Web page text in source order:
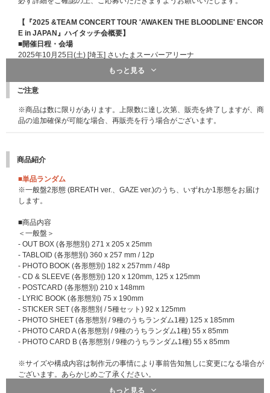
対象期間内にご応募ください｡
■応募スケジュール
ざいました。)
【2回目】2025年11月3日(月)11:00～11月11日(火)10:59 当落発表：11月1
※オフラインイベント愛知会場は2回目で最終応募になります。
【3回目】2025年11月11日(火)11:00～11月25日(火)10:59 当落発表：11月
【4回目】2025年11月25日(火)11:00～2026年1月13日(火)10:59 当落発
■メンバーオフラインイベント(各会場でメンバーに直接会えるイベントにご
参加いただけます)
①ミニトークステージ + メンバー個別トーク & ハイタッチ会
②ミニトークステージ + メンバー個別2ショット撮影会(スマートフォン使
用)
③メンバー全員プレミアムサイン会(ミニトーク & 撮影会)
④ミニトークステージ + メンバー全員お渡し会
※①、②はメンバー選択可能です。
※全会場で、特典会の内容は同じとなります。
※③、④はメンバー全員とお客様1名のグリーティングではございません。
●開催日程
【愛知】2025年11月23日(日・祝)
【京都】2025年12月7日(日)
見合わせにより2026年2月14日(土)にEJのみ振替イベントを実施いたしま
す。
https://www.andteam-official.jp/posts/news/yzbqav
【『2025 &TEAM CONCERT TOUR 'AWAKEN THE BLOODLINE' ENCOR
E in JAPAN』ハイタッチ会概要】
■開催日程・会場
2025年10月25日(土) [埼玉] さいたまスーパーアリーナ
2025年10月26日(日) [埼玉] さいたまスーパーアリーナ
■内容・注意事項
※本企画は、当選者本人のみをご招待いたします。受付時間など詳細は当選
者のみにご案内いたします。
※ハイタッチ会の実施は
日の状況により変更の可能性もございますのでご了承ください。各地、ご帰
宅の時間等ご確認いただき、ご当選した場合に参加可能な会場にご応募くだ
さい。
※ハイタッチ会の参加順は当日決定いたします。順番の希望はお受けできか
ねますのでご了承ください。
■イベント応募対象商品
&TEAM KR 1st Mini Album 'Back to Life'
Back to Life【3形態セット】【ハイタッチ会応募商品】
Back to Life【単品ランダム】【ハイタッチ会応募商品】
Back to Life (ROAR ver.)【9形態セット】【ハイタッチ会応募商品】
Back to Life (ROAR ver.)【単品ランダム】【ハイタッチ会応募商品】
Back to Life Photocard Box (Mini CD-R ver.)【ハイタッチ会応募商品】
※必ず「ハイタッチ会応募商品」を選択してご購入ください。その他の商品
をご購入いただく場合、抽選対象外になりますのでご注意ください。その他
の商品をご購入いただいても応募抽選の対象にはなりません。
■応募期間
【第1回】2025年9月9日(火)11:00～9月11日(木)10:59 →当選発表：9月1
もっと見る
ご注意
※商品は数に限りがあります。上限数に達し次第、販売を終了しますが、商
品の追加確保が可能な場合、再販売を行う場合がございます。
商品紹介
■単品ランダム
※一般盤2形態 (BREATH ver.、GAZE ver.)のうち、いずれか1形態をお届け
します。
■商品内容
＜一般盤＞
- OUT BOX (各形態別) 271 x 205 x 25mm
- TABLOID (各形態別) 360 x 257 mm / 12p
- PHOTO BOOK (各形態別) 182 x 257mm / 48p
- CD & SLEEVE (各形態別) 120 x 120mm, 125 x 125mm
- POSTCARD (各形態別) 210 x 148mm
- LYRIC BOOK (各形態別) 75 x 190mm
- STICKER SET (各形態別 / 5種セット) 92 x 125mm
- PHOTO SHEET (各形態別 / 9種のうちランダム1種) 125 x 185mm
- PHOTO CARD A (各形態別 / 9種のうちランダム1種) 55 x 85mm
- PHOTO CARD B (各形態別 / 9種のうちランダム1種) 55 x 85mm
※サイズや構成内容は制作元の事情により事前告知無しに変更になる場合が
ございます。あらかじめご了承ください。
もっと見る